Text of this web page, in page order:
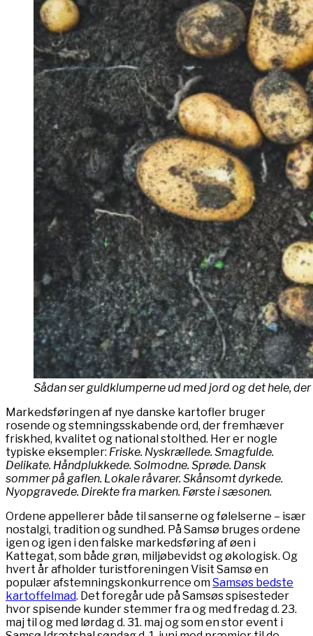
Sådan ser guldklumperne ud med jord og det hele,
Markedsføringen af nye danske kartofler bruger
rosende og stemningsskabende ord, der fremhæver
friskhed, kvalitet og national stolthed. Her er nogle
typiske eksempler: Friske. Nyskrællede. Smagfulde.
Delikate. Håndplukkede. Solmodne. Sprøde. Dansk
sommer på gaflen. Lokale råvarer. Skånsomt dyrkede.
Nyopgravede. Direkte fra marken. Første i sæsonen.
Ordene appellerer både til sanserne og følelserne – især
nostalgi, tradition og sundhed. På Samsø bruges ordene
igen og igen i den falske markedsføring af øen i
Kattegat, som både grøn, miljøbevidst og økologisk. Og
hvert år afholder turistforeningen Visit Samsø en
populær afstemningskonkurrence omSamsøs bedste
kartoffelmad. Det foregår ude på Samsøs spisesteder
hvor spisende kunder stemmer fra og med fredag d. 23.
maj til og med lørdag d. 31. maj og som en stor event i